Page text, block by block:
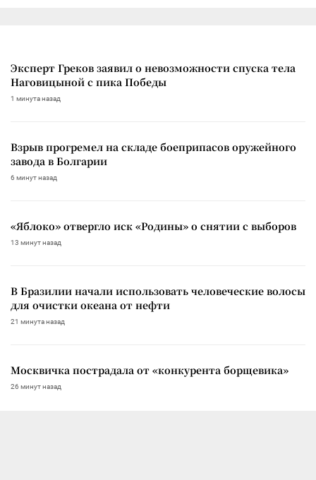
Эксперт Греков заявил о невозможности спуска тела
Наговицыной с пика Победы
1 минута назад
Взрыв прогремел на складе боеприпасов оружейного
завода в Болгарии
6 минут назад
«Яблоко» отвергло иск «Родины» о снятии с выборов
13 минут назад
В Бразилии начали использовать человеческие волосы
для очистки океана от нефти
21 минута назад
Москвичка пострадала от «конкурента борщевика»
26 минут назад